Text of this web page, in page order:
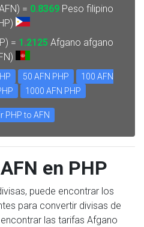
= 0.8369 Peso filipino
= 1.2125 Afgano afgano
50 AFN PHP
100 AFN
1000 AFN PHP
PHP to AFN
en PHP
puede encontrar los
para convertir divisas de
las tarifas Afgano